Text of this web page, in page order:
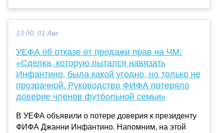
13:00, 01 Авг
УЕФА об отказе от продажи прав на ЧМ:
«Сделка, которую пытался навязать
Инфантино, была какой угодно, но только не
прозрачной. Руководство ФИФА потеряло
доверие членов футбольной семьи»
В УЕФА объявили о потере доверия к президенту
ФИФА Джанни Инфантино. Напомним, на этой